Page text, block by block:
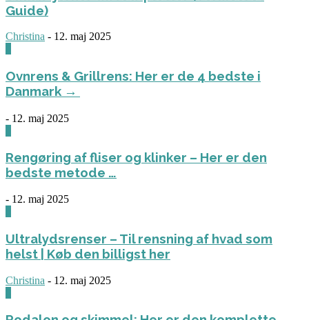
Guide)
Christina - 12. maj 2025
Ovnrens & Grillrens: Her er de 4 bedste i
Danmark →
- 12. maj 2025
Rengøring af fliser og klinker – Her er den
bedste metode …
- 12. maj 2025
Ultralydsrenser – Til rensning af hvad som
helst | Køb den billigst her
Christina - 12. maj 2025